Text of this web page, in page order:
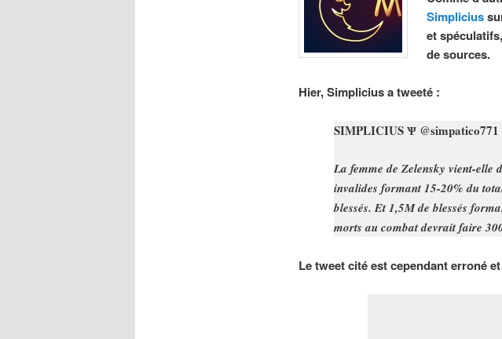
Simplicius
et
de sources.
Hier, Simplicius a tweeté :
SIMPLICIUS Ѱ @simpatico771
La femme de Zelensky vient-elle
invalides formant 15-20% du
blessés. Et 1,5M de blessés
morts au combat devrait faire
Le tweet cité est cependant erroné